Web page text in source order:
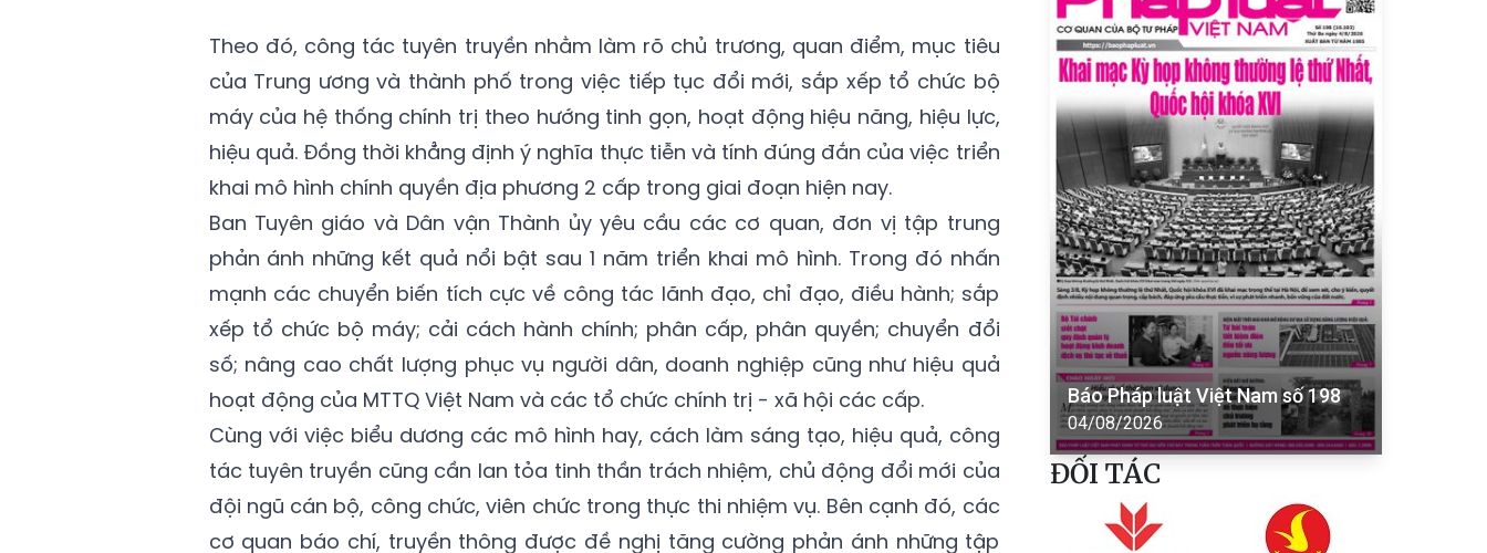
Theo đó, công tác tuyên truyền nhằm làm rõ chủ trương, quan điểm, mục tiêu
của Trung ương và thành phố trong việc tiếp tục đổi mới, sắp xếp tổ chức bộ
máy của hệ thống chính trị theo hướng tinh gọn, hoạt động hiệu năng, hiệu lực,
hiệu quả. Đồng thời khẳng định ý nghĩa thực tiễn và tính đúng đắn của việc triển
khai mô hình chính quyền địa phương 2 cấp trong giai đoạn hiện nay.
Ban Tuyên giáo và Dân vận Thành ủy yêu cầu các cơ quan, đơn vị tập trung
phản ánh những kết quả nổi bật sau 1 năm triển khai mô hình. Trong đó nhấn
mạnh các chuyển biến tích cực về công tác lãnh đạo, chỉ đạo, điều hành; sắp
xếp tổ chức bộ máy; cải cách hành chính; phân cấp, phân quyền; chuyển đổi
số; nâng cao chất lượng phục vụ người dân, doanh nghiệp cũng như hiệu quả
hoạt động của MTTQ Việt Nam và các tổ chức chính trị - xã hội các cấp.
Cùng với việc biểu dương các mô hình hay, cách làm sáng tạo, hiệu quả, công
tác tuyên truyền cũng cần lan tỏa tinh thần trách nhiệm, chủ động đổi mới của
đội ngũ cán bộ, công chức, viên chức trong thực thi nhiệm vụ. Bên cạnh đó, các
cơ quan báo chí, truyền thông được đề nghị tăng cường phản ánh những tập
Báo Pháp luật Việt Nam số 198
04/08/2026
ĐỐI TÁC